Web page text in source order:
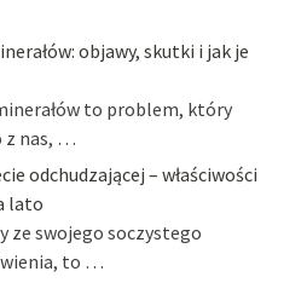
objawy, skutki i jak je
to problem, który
z nas, …
odchudzającej – właściwości
lato
ze swojego soczystego
to …